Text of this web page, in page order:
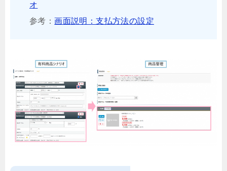
オ
参考：画面説明：支払方法の設定